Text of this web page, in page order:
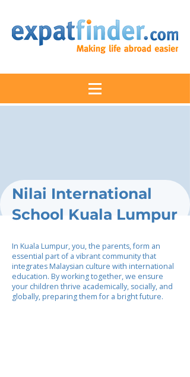
Nilai International
School Kuala Lumpur
In Kuala Lumpur, you, the parents, form an
essential part of a vibrant community that
integrates Malaysian culture with international
education. By working together, we ensure
your children thrive academically, socially, and
globally, preparing them for a bright future.